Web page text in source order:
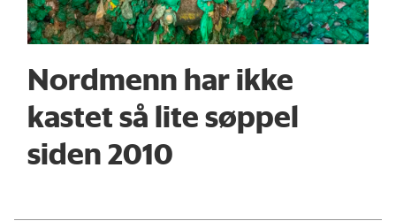
Nordmenn har ikke
kastet så lite søppel
siden 2010